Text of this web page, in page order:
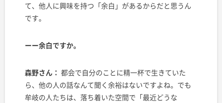
て、他人に興味を持つ「余白」があるからだと思うん
です。
ーー余白ですか。
森野さん： 都会で自分のことに精一杯で生きていた
ら、他の人の話なんて聞く余裕はないですよね。でも
牟岐の人たちは、落ち着いた空間で「最近どうな